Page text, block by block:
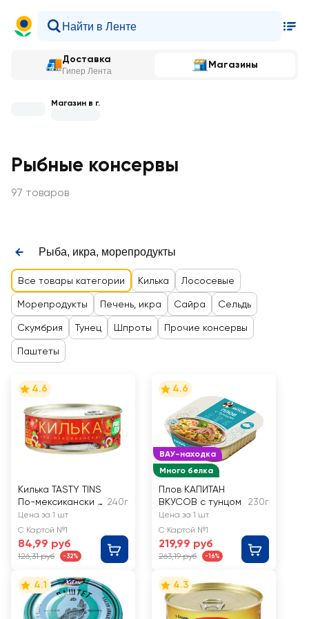
Доставка
Гипер Лента
Магазины
Магазин в г.
Рыбные консервы
97 товаров
Рыба, икра, морепродукты
Все товары категории Килька Лососевые
Морепродукты Печень, икра Сайра Сельдь
Скумбрия Тунец Шпроты Прочие консервы
Паштеты
4.6
Килька TASTY TINS
По-мексикански в
томатном соусе
240г
Цена за 1 шт
С Картой №1
84,99 руб
126,31 руб -32%
ВАУ-находка
Много белка
4.6
Плов КАПИТАН
ВКУСОВ с тунцом
230г
Цена за 1 шт
С Картой №1
219,99 руб
263,19 руб -16%
4.1 4.3